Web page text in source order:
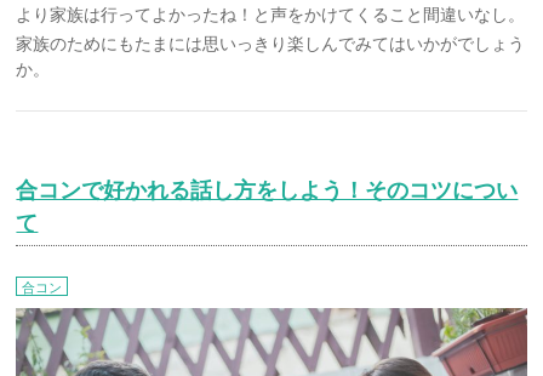
より家族は行ってよかったね！と声をかけてくること間違いなし。
家族のためにもたまには思いっきり楽しんでみてはいかがでしょう
か。
合コンで好かれる話し方をしよう！そのコツについ
て
合コン